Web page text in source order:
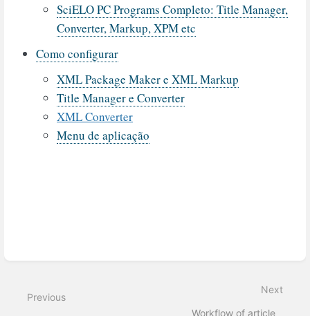
SciELO PC Programs Completo: Title Manager,
Converter, Markup, XPM etc
Como configurar
XML Package Maker e XML Markup
Title Manager e Converter
XML Converter
Menu de aplicação
Previous
Next
Workflow of article